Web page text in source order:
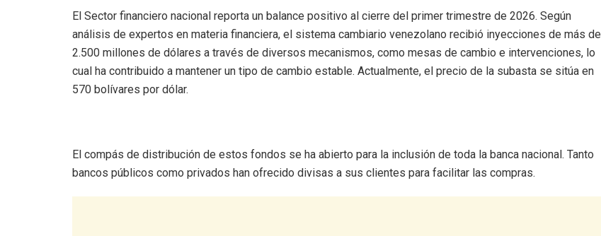
El Sector financiero nacional reporta un balance positivo al cierre del primer trimestre de 2026. Según
análisis de expertos en materia financiera, el sistema cambiario venezolano recibió inyecciones de más de
2.500 millones de dólares a través de diversos mecanismos, como mesas de cambio e intervenciones, lo
cual ha contribuido a mantener un tipo de cambio estable. Actualmente, el precio de la subasta se sitúa en
570 bolívares por dólar.
El compás de distribución de estos fondos se ha abierto para la inclusión de toda la banca nacional. Tanto
bancos públicos como privados han ofrecido divisas a sus clientes para facilitar las compras.